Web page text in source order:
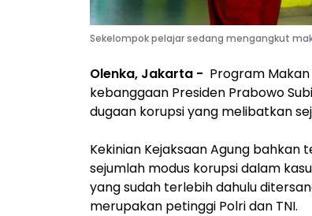
Sekelompok pelajar sedang mengangkut
Olenka, Jakarta - Program
kebanggaan Presiden Prabowo
dugaan korupsi yang melibatkan
Kekinian Kejaksaan Agung
sejumlah modus korupsi dalam
yang sudah terlebih dahulu
merupakan petinggi Polri dan TNI.